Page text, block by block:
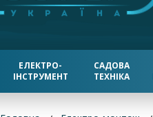
ЕЛЕКТРО-
ІНСТРУМЕНТ
САДОВА
ТЕХНІКА